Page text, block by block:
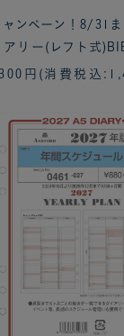
ンペーン！8/31
アリー(レフト式
円 (消費税込